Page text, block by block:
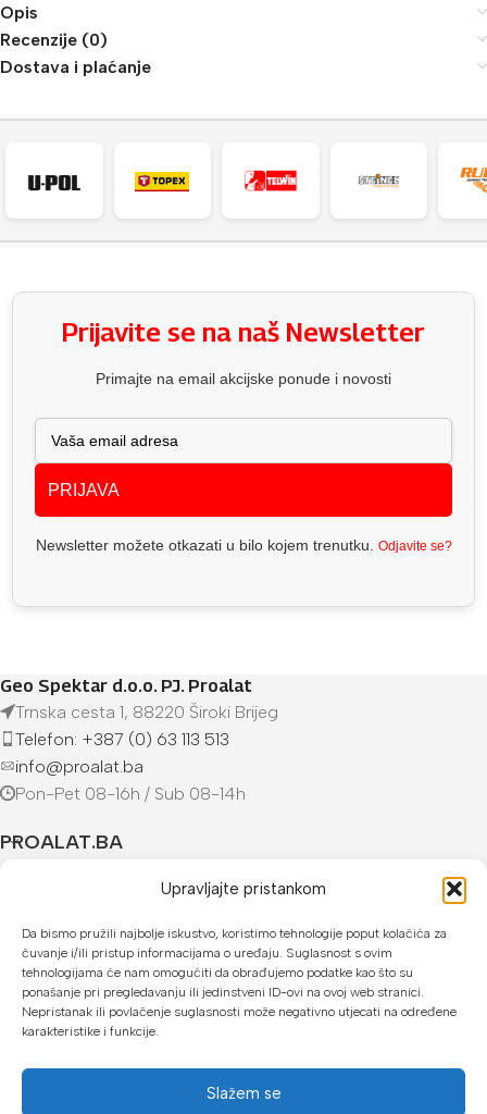
Upravljajte pristankom
Da bismo pružili najbolje iskustvo, koristimo tehnologije poput kolačića za
čuvanje i/ili pristup informacijama o uređaju. Suglasnost s ovim
tehnologijama će nam omogućiti da obrađujemo podatke kao što su
ponašanje pri pregledavanju ili jedinstveni ID-ovi na ovoj web stranici.
Nepristanak ili povlačenje suglasnosti može negativno utjecati na određene
karakteristike i funkcije.
Slažem se
Opis
Recenzije (0)
Dostava i plaćanje
Prijavite se na naš Newsletter
Primajte na email akcijske ponude i novosti
PRIJAVA
Newsletter možete otkazati u bilo kojem trenutku. Odjavite se?
Geo Spektar d.o.o. PJ. Proalat
Trnska cesta 1, 88220 Široki Brijeg
Telefon: +387 (0) 63 113 513
info@proalat.ba
Pon-Pet 08-16h / Sub 08-14h
PROALAT.BA
UVJETI KUPOVINE
NAČINI PLAĆANJA
U našoj web trgovini možete platiti:
Kreditnim karticama jednokratno ili do 24 rate
Općom uplatnicom, virmanom, internet bankarstvom
Gotovinom prilikom preuzimanja